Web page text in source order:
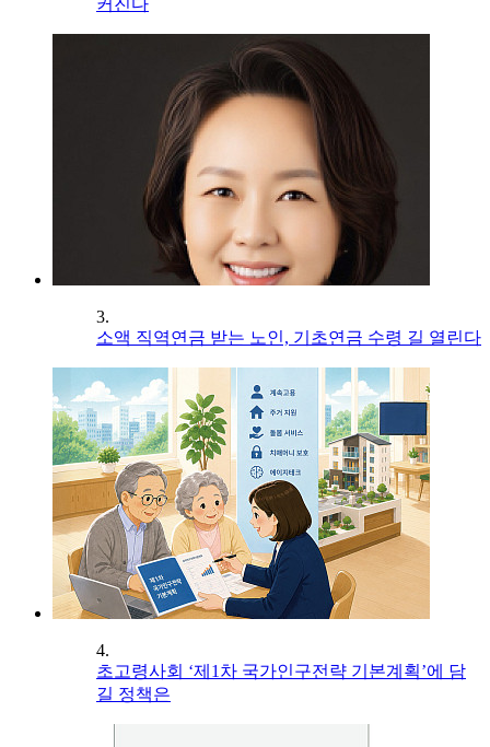
커진다
3.
소액 직역연금 받는 노인, 기초연금 수령 길 열린다
4.
초고령사회 ‘제1차 국가인구전략 기본계획’에 담
길 정책은